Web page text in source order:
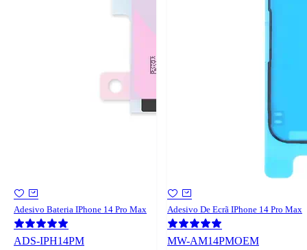
Adesivo Bateria IPhone 14 Pro Max
ADS-IPH14PM
Adesivo De Ecrã IPhone 14 Pro Max
MW-AM14PMOEM